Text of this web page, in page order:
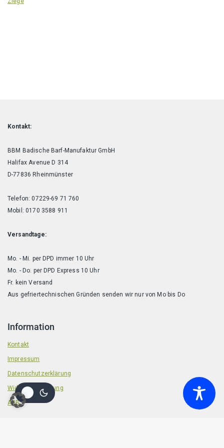
Kontakt:
BBM Badische Barf-Manufaktur GmbH
Halifax Avenue D 314
D-77836 Rheinmünster
Telefon: 07229-69 71 760
Mobil: 0170 3588 911
Versandtage:
Mo. - Mi. per DPD immer 10 Uhr
Mo. - Do. per DPD Express 10 Uhr
Fr. kein Versand
Aus gefriertechnischen Gründen senden wir nur von Mo bis Do
Information
Kontakt
Impressum
Datenschutzerklärung
Widerrufsbelehrung
AGB